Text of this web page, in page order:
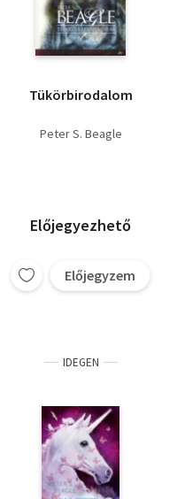
Tükörbirodalom
Peter S. Beagle
Előjegyezhető
Előjegyzem
IDEGEN